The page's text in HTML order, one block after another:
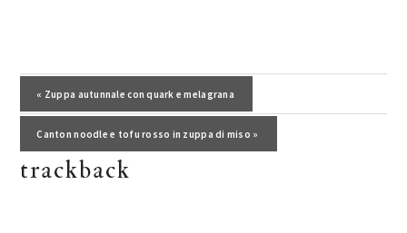
Post precedente:
« Zuppa autunnale con quark e melagrana
Post successivo:
Canton noodle e tofu rosso in zuppa di miso »
del
lettore
trackback